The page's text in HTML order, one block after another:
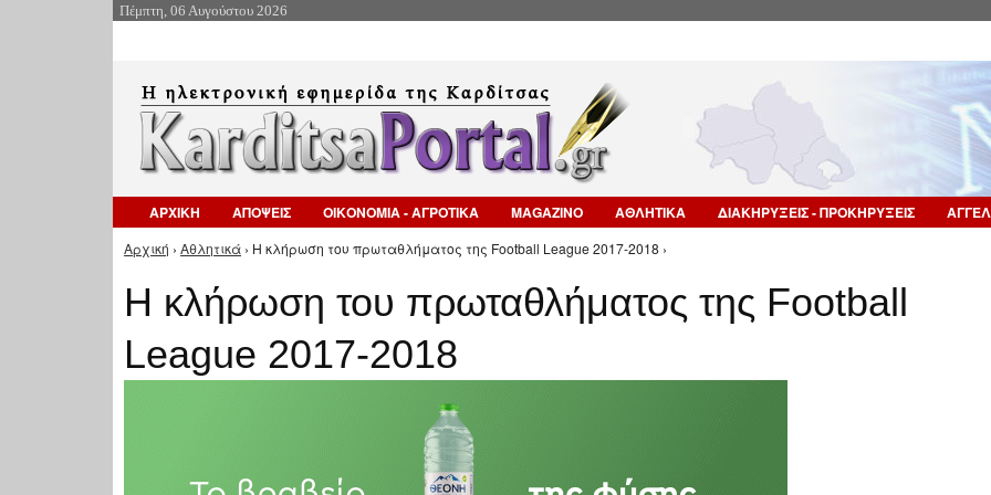
Πέμπτη, 06 Αυγούστου 2026
ΑΡΧΙΚΗ ΑΠΟΨΕΙΣ ΟΙΚΟΝΟΜΙΑ - ΑΓΡΟΤΙΚΑ MAGAZINO ΑΘΛΗΤΙΚΑ ΔΙΑΚΗΡΥΞΕΙΣ - ΠΡΟΚΗΡΥΞΕΙΣ
Είστε εδώ
Αρχική › Αθλητικά › Η κλήρωση του πρωταθλήματος της Football League 2017-2018 ›
Η κλήρωση του πρωταθλήματος της Football
League 2017-2018